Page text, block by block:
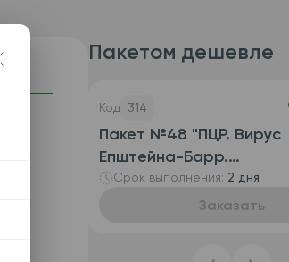
Пакетом дешевле
Код 314
Пакет №48 "ПЦР. Вирус
Епштейнa-Барр.
Цитомегаловирус.
(кровь, количественное
Срок выполнения: 2 дня
Заказать